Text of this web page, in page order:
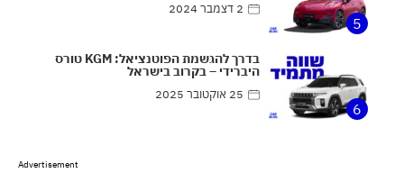
5
2 דצמבר 2024
6
בדרך להגשמת הפוטנציאל: KGM טורס
היברידי – בקרוב בישראל
25 אוקטובר 2025
Advertisement